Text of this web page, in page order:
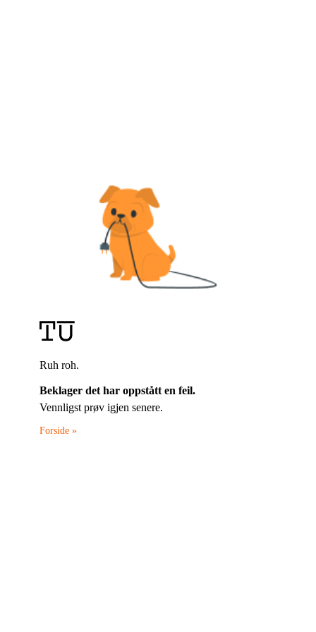
Ruh roh.
Beklager det har oppstått en feil.
Vennligst prøv igjen senere.
Forside »